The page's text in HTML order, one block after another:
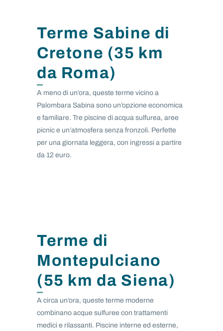
Terme Sabine di
Cretone (35 km
da Roma)
A meno di un’ora, queste terme vicino a
Palombara Sabina sono un’opzione economica
e familiare. Tre piscine di acqua sulfurea, aree
picnic e un’atmosfera senza fronzoli. Perfette
per una giornata leggera, con ingressi a partire
da 12 euro.
Terme di
Montepulciano
(55 km da Siena)
A circa un’ora, queste terme moderne
combinano acque sulfuree con trattamenti
medici e rilassanti. Piscine interne ed esterne,